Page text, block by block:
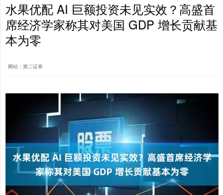
水果优配 AI 巨额投资未见实效？高盛首
席经济学家称其对美国 GDP 增长贡献基
本为零
网站：第二证券